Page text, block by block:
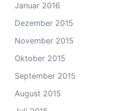
Januar 2016
Dezember 2015
November 2015
Oktober 2015
September 2015
August 2015